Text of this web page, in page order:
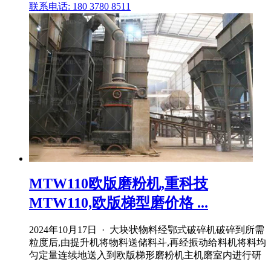
联系电话: 180 3780 8511
MTW110欧版磨粉机,重科技
MTW110,欧版梯型磨价格 ...
2024年10月17日 · 大块状物料经鄂式破碎机破碎到所需
粒度后,由提升机将物料送储料斗,再经振动给料机将料均
匀定量连续地送入到欧版梯形磨粉机主机磨室内进行研